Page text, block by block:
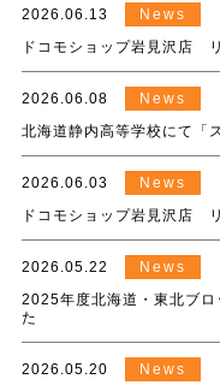
2026.06.13
News
ドコモショップ岩見沢店
2026.06.08
News
北海道静内高等学校にて「
2026.06.03
News
ドコモショップ岩見沢店
2026.05.22
News
2025年度北海道・東北ブ
た
2026.05.20
News